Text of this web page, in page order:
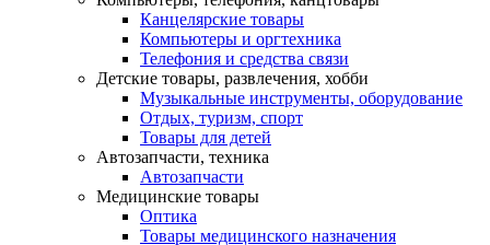
Канцелярские товары
Компьютеры и оргтехника
Телефония и средства связи
Детские товары, развлечения, хобби
Музыкальные инструменты, оборудование
Отдых, туризм, спорт
Товары для детей
Автозапчасти, техника
Автозапчасти
Медицинские товары
Оптика
Товары медицинского назначения